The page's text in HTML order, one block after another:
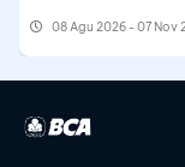
08 Agu 2026 - 07 Nov